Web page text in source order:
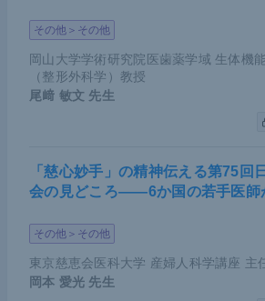
その他＞その他
岡山大学学術研究院医歯薬学域 生体機
（整形外科学）教授
尾﨑 敏文 先生
「慈心妙手」の精神伝える第75回
会の見どころ――6か国の若手医師
その他＞その他
東京慈恵会医科大学 産婦人科学講座 主
岡本 愛光 先生